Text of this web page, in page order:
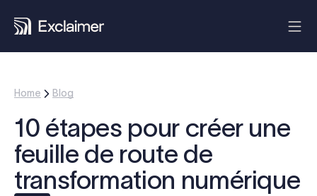
Home Blog
10 étapes pour créer une
feuille de route de
transformation numérique